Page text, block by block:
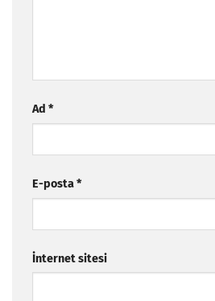
Ad *
E-posta*
İnternet sitesi